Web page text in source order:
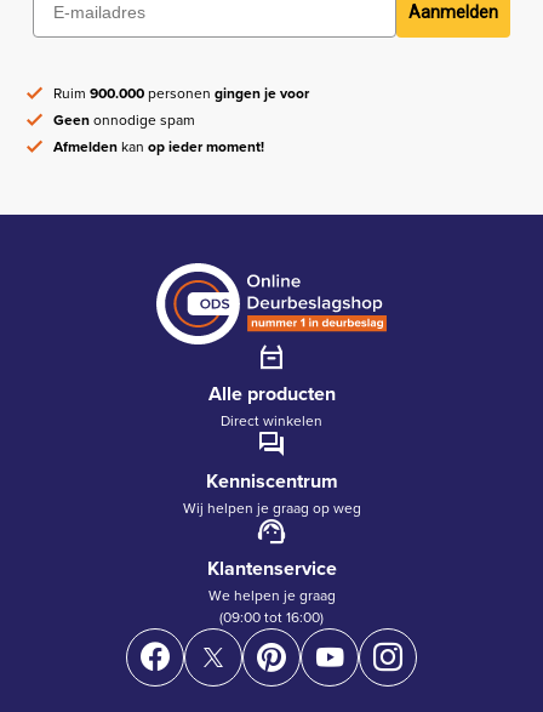
Aanmelden
Ruim900.000personengingen je voor
Geenonnodige spam
Afmeldenkanop ieder moment!
Alle producten
Direct winkelen
Kenniscentrum
Wij helpen je graag op weg
Klantenservice
We helpen je graag
(09:00 tot 16:00)